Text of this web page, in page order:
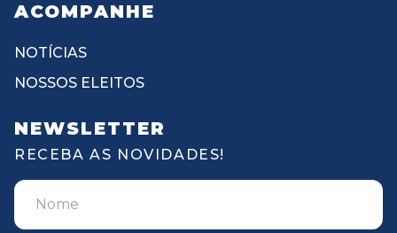
ACOMPANHE
NOTÍCIAS
NOSSOS ELEITOS
NEWSLETTER
RECEBA AS NOVIDADES!